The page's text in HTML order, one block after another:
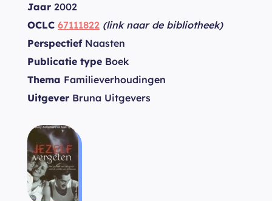
Jaar 2002
OCLC 67111822 (link naar de bibliotheek)
PerspectiefNaasten
Publicatie type Boek
Thema Familieverhoudingen
Uitgever Bruna Uitgevers